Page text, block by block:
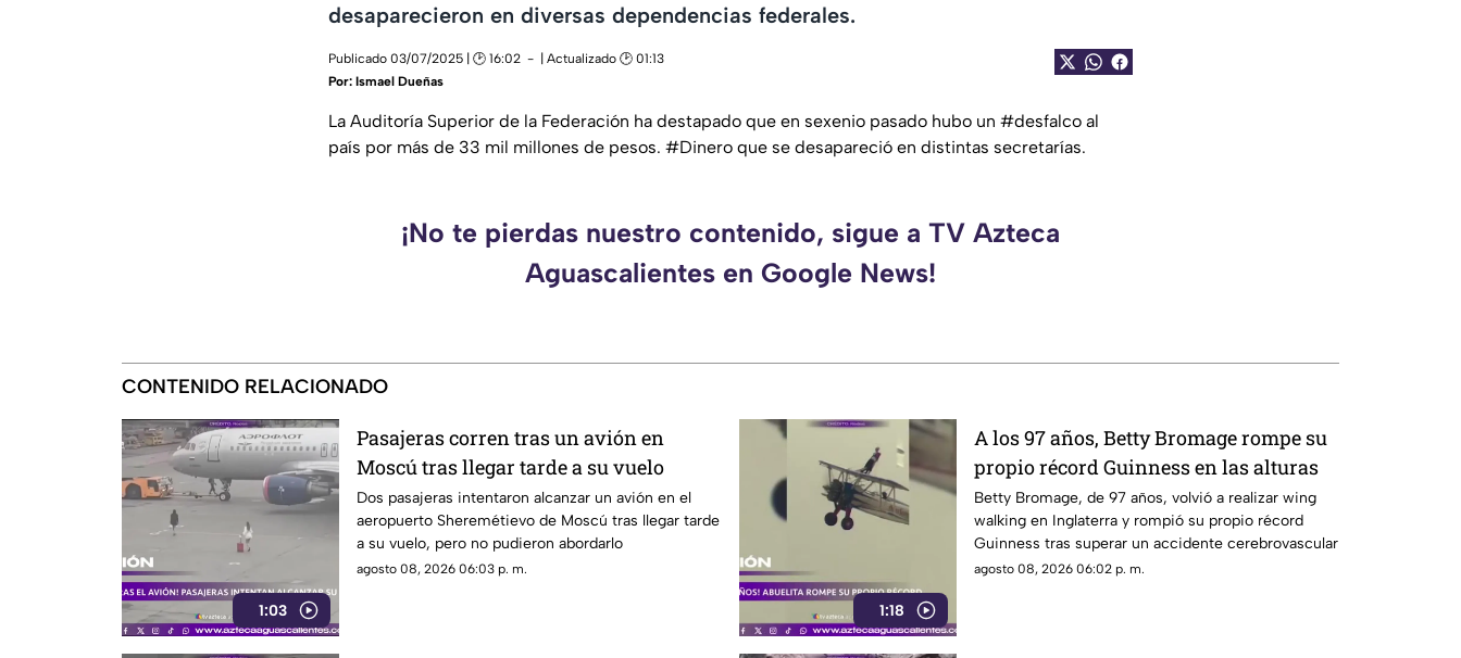
desaparecieron en diversas dependencias federales.
Publicado 03/07/2025 | 🕑 16:02
| Actualizado 🕑 01:13
Por: Ismael Dueñas
La Auditoría Superior de la Federación ha destapado que en sexenio pasado hubo un #desfalco al
país por más de 33 mil millones de pesos. #Dinero que se desapareció en distintas secretarías.
¡No te pierdas nuestro contenido, sigue a TV Azteca
Aguascalientes en Google News!
CONTENIDO RELACIONADO
1:03
Pasajeras corren tras un avión en
Moscú tras llegar tarde a su vuelo
Dos pasajeras intentaron alcanzar un avión en el
aeropuerto Sheremétievo de Moscú tras llegar tarde
a su vuelo, pero no pudieron abordarlo
agosto 08, 2026 06:03 p. m.
1:18
A los 97 años, Betty Bromage rompe su
propio récord Guinness en las alturas
Betty Bromage, de 97 años, volvió a realizar wing
walking en Inglaterra y rompió su propio récord
Guinness tras superar un accidente cerebrovascular
agosto 08, 2026 06:02 p. m.